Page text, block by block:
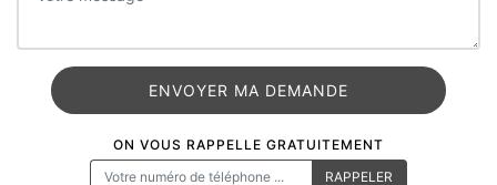
ON VOUS RAPPELLE GRATUITEMENT